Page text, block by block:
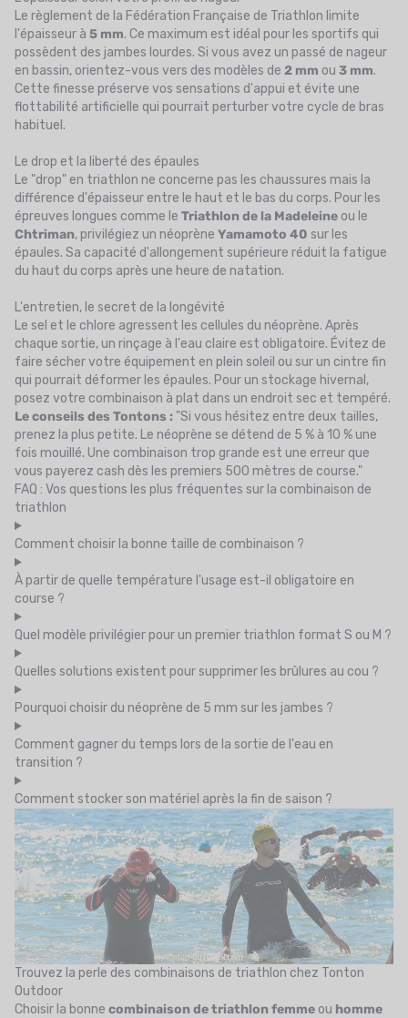
Le règlement de la Fédération Française de Triathlon limite
l'épaisseur à 5 mm. Ce maximum est idéal pour les sportifs qui
possèdent des jambes lourdes. Si vous avez un passé de nageur
en bassin, orientez-vous vers des modèles de 2 mm ou 3 mm.
Cette finesse préserve vos sensations d'appui et évite une
flottabilité artificielle qui pourrait perturber votre cycle de bras
habituel.
Le drop et la liberté des épaules
Le "drop" en triathlon ne concerne pas les chaussures mais la
différence d'épaisseur entre le haut et le bas du corps. Pour les
épreuves longues comme le Triathlon de la Madeleine ou le
Chtriman, privilégiez un néoprène Yamamoto 40 sur les
épaules. Sa capacité d'allongement supérieure réduit la fatigue
du haut du corps après une heure de natation.
L'entretien, le secret de la longévité
Le sel et le chlore agressent les cellules du néoprène. Après
chaque sortie, un rinçage à l'eau claire est obligatoire. Évitez de
faire sécher votre équipement en plein soleil ou sur un cintre fin
qui pourrait déformer les épaules. Pour un stockage hivernal,
posez votre combinaison à plat dans un endroit sec et tempéré.
Le conseils des Tontons : "Si vous hésitez entre deux tailles,
prenez la plus petite. Le néoprène se détend de 5 % à 10 % une
fois mouillé. Une combinaison trop grande est une erreur que
vous payerez cash dès les premiers 500 mètres de course."
FAQ : Vos questions les plus fréquentes sur la combinaison de
triathlon
Comment choisir la bonne taille de combinaison ?
À partir de quelle température l'usage est-il obligatoire en
course ?
Quel modèle privilégier pour un premier triathlon format S ou M ?
Quelles solutions existent pour supprimer les brûlures au cou ?
Pourquoi choisir du néoprène de 5 mm sur les jambes ?
Comment gagner du temps lors de la sortie de l'eau en
transition ?
Comment stocker son matériel après la fin de saison ?
Trouvez la perle des combinaisons de triathlon chez Tonton
Outdoor
Choisir la bonne combinaison de triathlon femme ou homme